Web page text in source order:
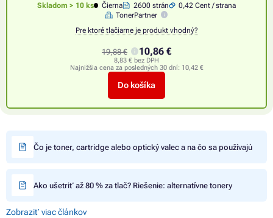
Skladom > 10 ks Čierna 2600 strán
0,42 Cent / strana
TonerPartner
Pre ktoré tlačiarne je produkt vhodný?
19,88 € 10,86 €
8,83 € bez DPH
Najnižšia cena za posledných 30 dní: 10,42 €
Do košíka
Čo je toner, cartridge alebo optický valec a na čo sa používajú
Ako ušetriť až 80 % za tlač? Riešenie: alternatívne tonery
Zobraziť viac článkov